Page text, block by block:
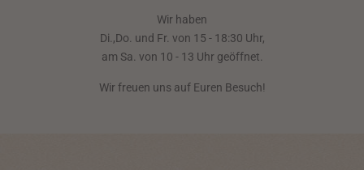
Wir haben
Di.,Do. und Fr. von 15 - 18:30 Uhr,
am Sa. von 10 - 13 Uhr geöffnet.
Wir freuen uns auf Euren Besuch!